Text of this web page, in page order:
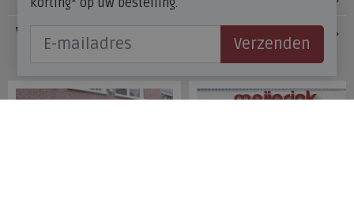
Veelgestelde vragen
korting* op uw bestelling.
Verzenden